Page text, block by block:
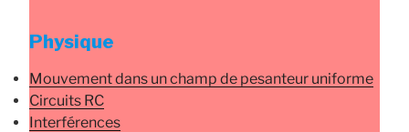
Physique
Mouvement dans un champ de pesanteur uniforme
Circuits RC
Interférences